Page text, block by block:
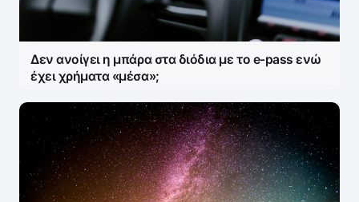
Δεν ανοίγει η μπάρα στα διόδια με το e-pass ενώ
έχει χρήματα «μέσα»;